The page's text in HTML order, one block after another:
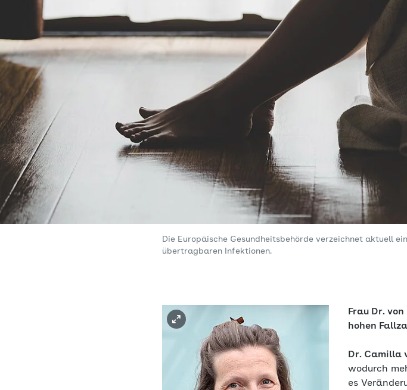
Die Europäische Gesundheitsbehörde verzeichnet aktuell
übertragbaren Infektionen.
Frau Dr.
hohen
Dr. Camilla
wodurch
es